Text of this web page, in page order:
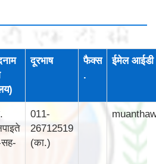
दूरभाष
फैक्स
.
ईमेल आईडी
सह-
011-
26712519
(का.)